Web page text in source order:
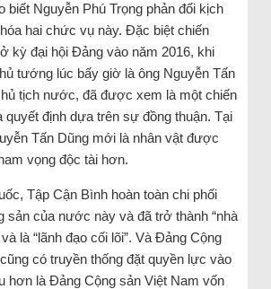
biết Nguyễn Phú Trọng phản đối kịch
hai chức vụ này. Đặc biệt chiến
kỳ đại hội Đảng vào năm 2016, khi
tướng lúc bấy giờ là ông Nguyễn Tấn
tịch nước, đã được xem là một chiến
quyết định dựa trên sự đồng thuận. Tại
Tấn Dũng mới là nhân vật được
vọng độc tài hơn.
Tập Cận Bình hoàn toàn chi phối
của nước này và đã trở thành “nhà
là “lãnh đạo cối lõi”. Và Đảng Cộng
có truyền thống đặt quyền lực vào
hơn là Đảng Cộng sản Việt Nam vốn